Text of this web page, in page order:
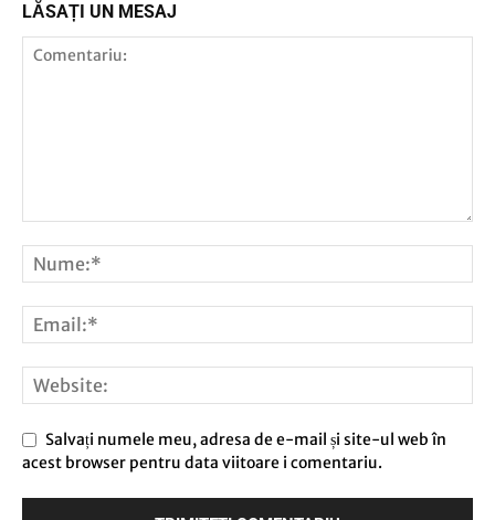
LĂSAȚI UN MESAJ
Salvați numele meu, adresa de e-mail și site-ul web în
acest browser pentru data viitoare i comentariu.